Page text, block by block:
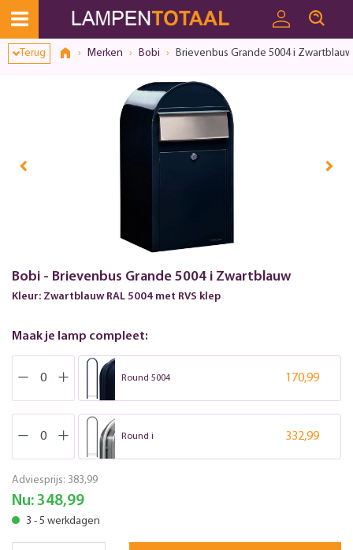
Terug Merken Bobi Brievenbus Grande 5004 i Zwartblauw
Bobi - Brievenbus Grande 5004 i Zwartblauw
Kleur: Zwartblauw RAL 5004 met RVS klep
Maak je lamp compleet:
Round 5004 170,99
Round i 332,99
Adviesprijs: 383,99
Nu: 348,99
3 - 5 werkdagen